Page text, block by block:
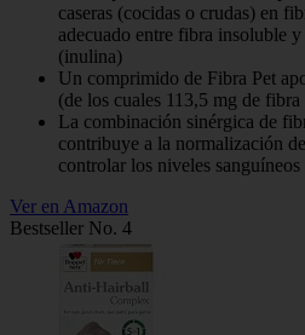
caseras (cocidas o crudas) en
adecuado entre fibra insoluble
(inulina)
Un comprimido de Fibra Pet
(de los cuales 113,5 mg de
La combinación sinérgica de
contribuye a la normalización
controlar los niveles
Ver en Amazon
Bestseller No. 4